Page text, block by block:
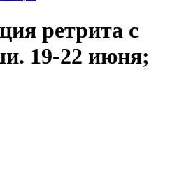
ретрита с
19-22 июня;